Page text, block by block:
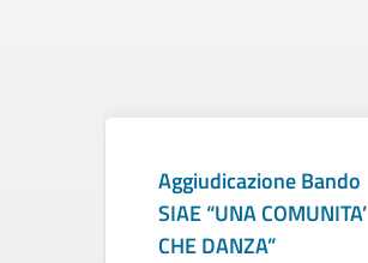
Aggiudicazione Bando
SIAE “UNA COMUNITA’
CHE DANZA”